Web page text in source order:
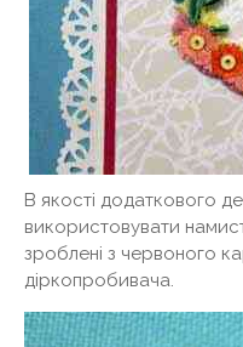
В якості додаткового
використовувати
зроблені з червоного
діркопробивача.